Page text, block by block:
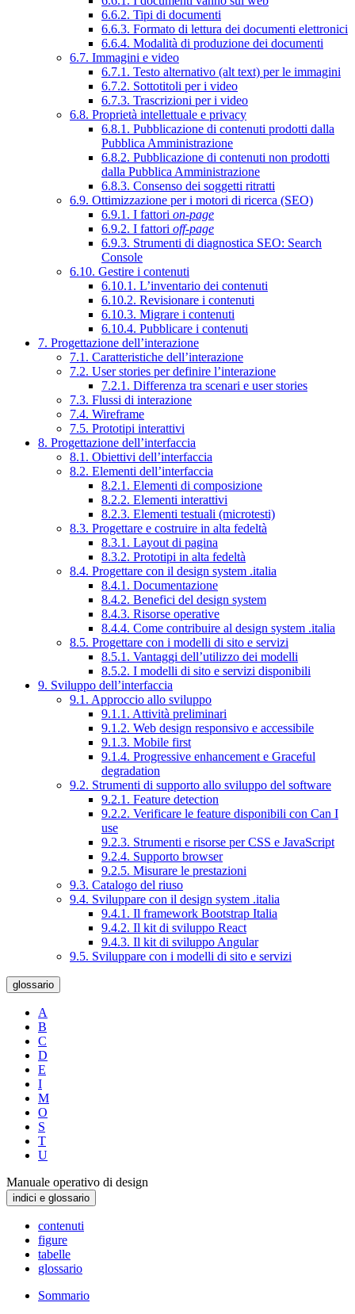
6.6.2. Tipi di documenti
6.6.3. Formato di lettura dei documenti elettronici
6.6.4. Modalità di produzione dei documenti
6.7. Immagini e video
6.7.1. Testo alternativo (alt text) per le immagini
6.7.2. Sottotitoli per i video
6.7.3. Trascrizioni per i video
6.8. Proprietà intellettuale e privacy
6.8.1. Pubblicazione di contenuti prodotti dalla
Pubblica Amministrazione
6.8.2. Pubblicazione di contenuti non prodotti
dalla Pubblica Amministrazione
6.8.3. Consenso dei soggetti ritratti
6.9. Ottimizzazione per i motori di ricerca (SEO)
6.9.1. I fattori on-page
6.9.2. I fattori off-page
6.9.3. Strumenti di diagnostica SEO: Search
Console
6.10. Gestire i contenuti
6.10.1. L’inventario dei contenuti
6.10.2. Revisionare i contenuti
6.10.3. Migrare i contenuti
6.10.4. Pubblicare i contenuti
7. Progettazione dell’interazione
7.1. Caratteristiche dell’interazione
7.2. User stories per definire l’interazione
7.2.1. Differenza tra scenari e user stories
7.3. Flussi di interazione
7.4. Wireframe
7.5. Prototipi interattivi
8. Progettazione dell’interfaccia
8.1. Obiettivi dell’interfaccia
8.2. Elementi dell’interfaccia
8.2.1. Elementi di composizione
8.2.2. Elementi interattivi
8.2.3. Elementi testuali (microtesti)
8.3. Progettare e costruire in alta fedeltà
8.3.1. Layout di pagina
8.3.2. Prototipi in alta fedeltà
8.4. Progettare con il design system .italia
8.4.1. Documentazione
8.4.2. Benefici del design system
8.4.3. Risorse operative
8.4.4. Come contribuire al design system .italia
8.5. Progettare con i modelli di sito e servizi
8.5.1. Vantaggi dell’utilizzo dei modelli
8.5.2. I modelli di sito e servizi disponibili
9. Sviluppo dell’interfaccia
9.1. Approccio allo sviluppo
9.1.1. Attività preliminari
9.1.2. Web design responsivo e accessibile
9.1.3. Mobile first
9.1.4. Progressive enhancement e Graceful
degradation
9.2. Strumenti di supporto allo sviluppo del software
9.2.1. Feature detection
9.2.2. Verificare le feature disponibili con Can I
use
9.2.3. Strumenti e risorse per CSS e JavaScript
9.2.4. Supporto browser
9.2.5. Misurare le prestazioni
9.3. Catalogo del riuso
9.4. Sviluppare con il design system .italia
9.4.1. Il framework Bootstrap Italia
9.4.2. Il kit di sviluppo React
9.4.3. Il kit di sviluppo Angular
9.5. Sviluppare con i modelli di sito e servizi
glossario
A
B
C
D
E
I
M
O
S
T
U
Manuale operativo di design
indici e glossario
contenuti
figure
tabelle
glossario
Sommario